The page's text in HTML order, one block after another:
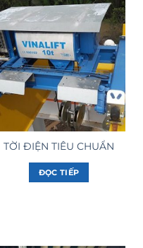
TỜI ĐIỆN TIÊU CHUẨN
ĐỌC TIẾP